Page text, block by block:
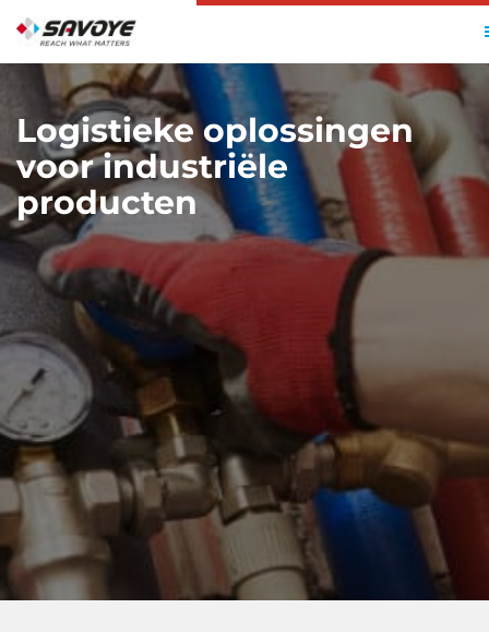
Logistieke oplossingen
voor industriële
producten